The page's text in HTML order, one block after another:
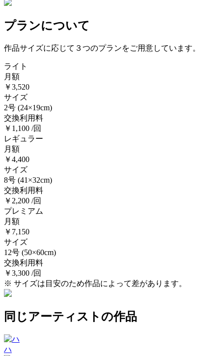
プランについて
作品サイズに応じて３つのプランをご用意しています。
ライト
月額
￥3,520
サイズ
2号 (24×19cm)
交換利用料
￥1,100 /回
レギュラー
月額
￥4,400
サイズ
8号 (41×32cm)
交換利用料
￥2,200 /回
プレミアム
月額
￥7,150
サイズ
12号 (50×60cm)
交換利用料
￥3,300 /回
※ サイズは目安のため作品によって差があります。
同じアーティストの作品
ハ